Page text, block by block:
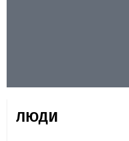
ЛЮДИ